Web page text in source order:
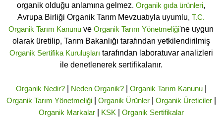
organik olduğu anlamına gelmez. Organik gıda ürünleri,
Avrupa Birliği Organik Tarım Mevzuatıyla uyumlu, T.C.
Organik Tarım Kanunu ve Organik Tarım Yönetmeliği'ne uygun
olarak üretilip, Tarım Bakanlığı tarafından yetkilendirilmiş
Organik Sertifika Kuruluşları tarafından laboratuvar analizleri
ile denetlenerek sertifikalanır.
Organik Nedir?| Neden Organik?| Organik Tarım Kanunu|
Organik Tarım Yönetmeliği| Organik Ürünler| Organik Üreticiler|
Organik Markalar| KSK Organik Sertifikalar